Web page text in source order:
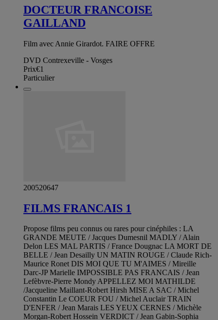
DOCTEUR FRANCOISE
GAILLAND
Film avec Annie Girardot. FAIRE OFFRE
DVD Contrexeville - Vosges
Prix€1
Particulier
200520647
FILMS FRANCAIS 1
Propose films peu connus ou rares pour cinéphiles : LA
GRANDE MEUTE / Jacques Dumesnil MADLY / Alain
Delon LES MAL PARTIS / France Dougnac LA MORT DE
BELLE / Jean Desailly UN MATIN ROUGE / Claude Rich-
Maurice Ronet DIS MOI QUE TU M'AIMES / Mireille
Darc-JP Marielle IMPOSSIBLE PAS FRANCAIS / Jean
Lefèbvre-Pierre Mondy APPELLEZ MOI MATHILDE
/Jacqueline Maillant-Robert Hirsh MISE A SAC / Michel
Constantin Le COEUR FOU / Michel Auclair TRAIN
D'ENFER / Jean Marais LES YEUX CERNES / Michèle
Morgan-Robert Hossein VERDICT / Jean Gabin-Sophia